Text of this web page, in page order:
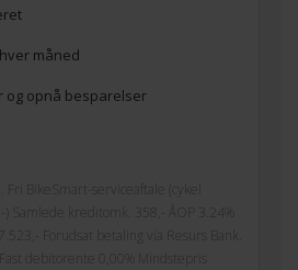
måned
og opnå besparelser
Fri BikeSmart-serviceaftale (cykel
) Samlede kreditomk. 358,- ÅOP 3.24%
Forudsat betaling via Resurs Bank.
debitorente 0,00% Mindstepris